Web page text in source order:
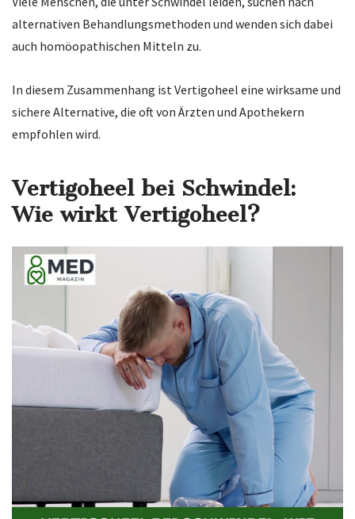
alternativen Behandlungsmethoden und wenden sich dabei
auch homöopathischen Mitteln zu.
In diesem Zusammenhang ist Vertigoheel eine wirksame und
sichere Alternative, die oft von Ärzten und Apothekern
empfohlen wird.
Vertigoheel bei Schwindel:
Wie wirkt Vertigoheel?